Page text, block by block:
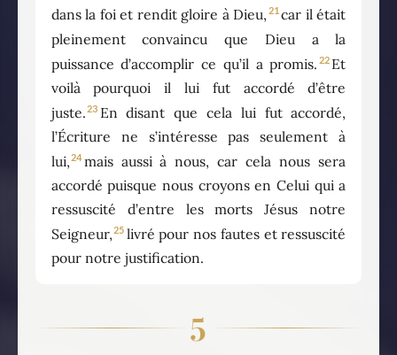
dans la foi et rendit gloire à Dieu, 21 car il était
pleinement convaincu que Dieu a la
puissance d’accomplir ce qu’il a promis. 22 Et
voilà pourquoi il lui fut accordé d’être
juste.23 En disant que cela lui fut accordé,
l’Écriture ne s’intéresse pas seulement à
lui,24 mais aussi à nous, car cela nous sera
accordé puisque nous croyons en Celui qui a
ressuscité d’entre les morts Jésus notre
Seigneur,25 livré pour nos fautes et ressuscité
pour notre justification.
5